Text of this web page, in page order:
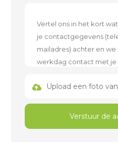
Upload een foto
Verstuur de